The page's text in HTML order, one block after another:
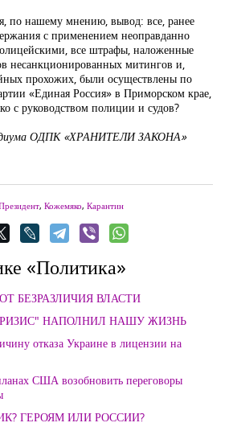
по нашему мнению, вывод: все, ранее
с применением неоправданно
все штрафы, наложенные
несанкционированных митингов и,
прохожих, были осуществлены по
«Единая Россия» в Приморском крае,
с руководством полиции и судов?
ОДПК «ХРАНИТЕЛИ ЗАКОНА»
, Кожемяко, Карантин
«Политика»
БЕЗРАЗЛИЧИЯ ВЛАСТИ
НАПОЛНИЛ НАШУ ЖИЗНЬ
отказа Украине в лицензии на
США возобновить переговоры
ГЕРОЯМ ИЛИ РОССИИ?